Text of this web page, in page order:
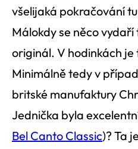
všelijaká pokračování
Málokdy se něco
originál. V hodinkách je
Minimálně tedy v
britské manufaktury
Jednička byla
Bel Canto Classic)? Ta